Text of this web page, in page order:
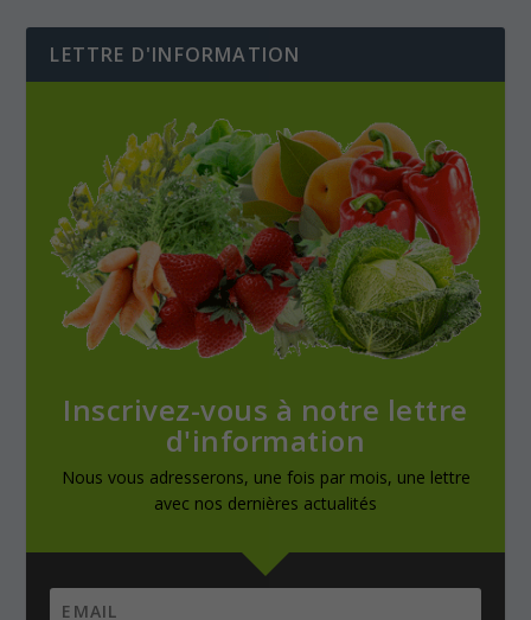
LETTRE D'INFORMATION
Inscrivez-vous à notre lettre
d'information
Nous vous adresserons, une fois par mois, une lettre
avec nos dernières actualités